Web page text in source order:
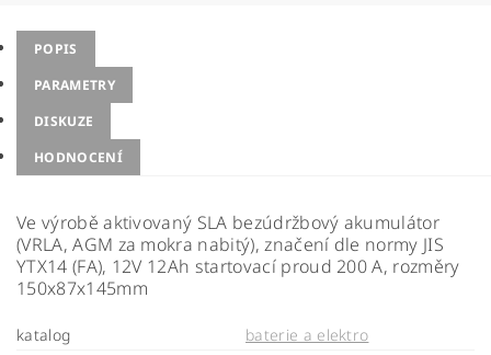
POPIS
PARAMETRY
DISKUZE
HODNOCENÍ
Ve výrobě aktivovaný SLA bezúdržbový akumulátor
(VRLA, AGM za mokra nabitý), značení dle normy JIS
YTX14 (FA), 12V 12Ah startovací proud 200 A, rozměry
150x87x145mm
katalog
baterie a elektro